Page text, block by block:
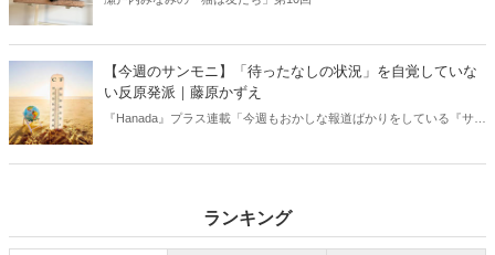
【今週のサンモニ】「待ったなしの状況」を自覚していな
い反原発派｜藤原かずえ
『Hanada』プラス連載「今週もおかしな報道ばかりをしている『サン
ランキング